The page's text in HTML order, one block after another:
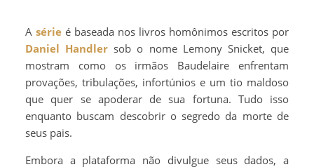
A série é baseada nos livros homônimos escritos por
Daniel Handler sob o nome Lemony Snicket, que
mostram como os irmãos Baudelaire enfrentam
provações, tribulações, infortúnios e um tio maldoso
que quer se apoderar de sua fortuna. Tudo isso
enquanto buscam descobrir o segredo da morte de
seus pais.
Embora a plataforma não divulgue seus dados, a